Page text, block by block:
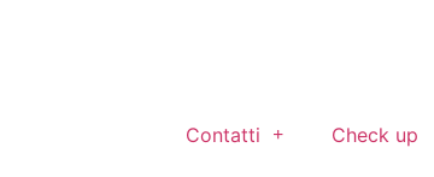
Contatti Check up